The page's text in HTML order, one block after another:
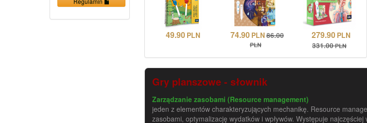
49.90 PLN 74.90 PLN86.00
PLN
279.90 PLN
331.00PLN
Gry planszowe - słownik
Zarządzanie zasobami (Resource management)
jeden z elementów charakteryzujących mechanikę. Resource
zasobami, optymalizację wydatków i wpływów. Występuje